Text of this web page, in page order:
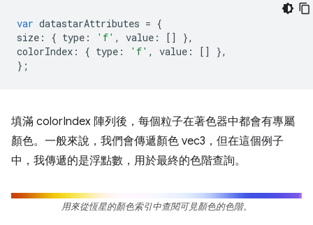
var datastarAttributes = {
size : { type : 'f' , value : []
},
colorIndex : { type : 'f' , value : []
},
};
填滿 colorIndex 陣列後，每個粒子在著色器中都會有專屬
顏色。一般來說，我們會傳遞顏色 vec3，但在這個例子
中，我傳遞的是浮點數，用於最終的色階查詢。
用來從恆星的顏色索引中查閱可見顏色的色階。